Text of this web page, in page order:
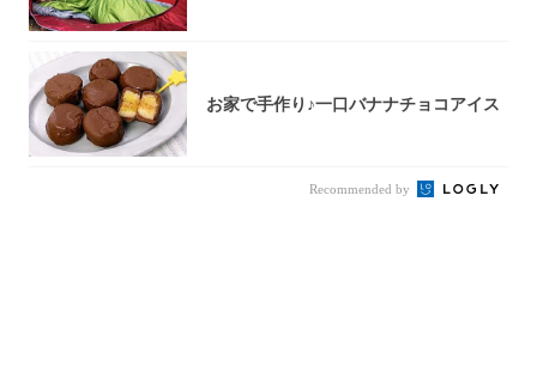
お家で手作り♪一口バナナチョコアイス
Recommended by